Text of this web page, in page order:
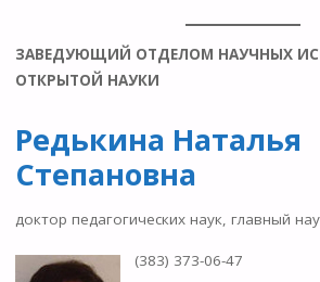
ЗАВЕДУЮЩИЙ ОТДЕЛОМ НАУЧНЫХ
ОТКРЫТОЙ НАУКИ
Редькина Наталья
Степановна
доктор педагогических наук, главный
(383) 373-06-47